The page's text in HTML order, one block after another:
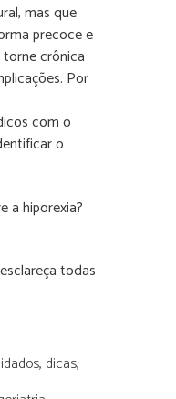
mas que
precoce e
crônica
Por
com o
o
a hiporexia?
todas
, dicas,